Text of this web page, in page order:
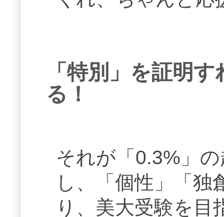
「特別」を証明
る！
それが「0.3%」
し、「個性」「独
り、美大受験を目